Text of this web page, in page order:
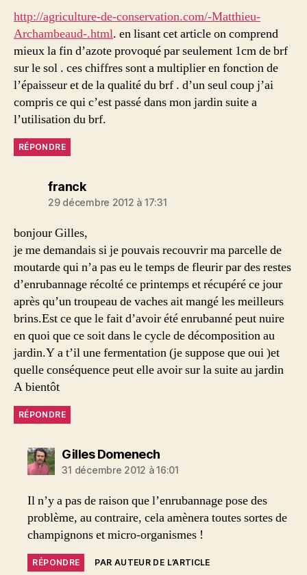
http://agriculture-de-conservation.com/-Matthieu-
Archambeaud-.html. en lisant cet article on comprend
mieux la fin d’azote provoqué par seulement 1cm de brf
sur le sol . ces chiffres sont a multiplier en fonction de
l’épaisseur et de la qualité du brf . d’un seul coup j’ai
compris ce qui c’est passé dans mon jardin suite a
l’utilisation du brf.
RÉPONDRE
franckdit :
29 décembre 2012 à 17:31
bonjour Gilles,
je me demandais si je pouvais recouvrir ma parcelle de
moutarde qui n’a pas eu le temps de fleurir par des restes
d’enrubannage récolté ce printemps et récupéré ce jour
après qu’un troupeau de vaches ait mangé les meilleurs
brins.Est ce que le fait d’avoir été enrubanné peut nuire
en quoi que ce soit dans le cycle de décomposition au
jardin.Y a t’il une fermentation (je suppose que oui )et
quelle conséquence peut elle avoir sur la suite au jardin
A bientôt
RÉPONDRE
Gilles Domenechdit :
31 décembre 2012 à 16:01
Il n’y a pas de raison que l’enrubannage pose des
problème, au contraire, cela amènera toutes sortes de
champignons et micro-organismes !
RÉPONDRE PAR AUTEUR DE L’ARTICLE